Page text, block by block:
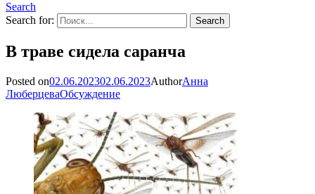
Search
Search for:
В траве сидела саранча
Posted on02.06.202302.06.2023AuthorАнна
ЛюберцеваОбсуждение